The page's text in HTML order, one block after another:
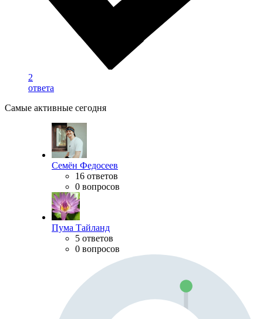
2
ответа
Самые активные сегодня
Семён Федосеев
16 ответов
0 вопросов
Пума Тайланд
5 ответов
0 вопросов